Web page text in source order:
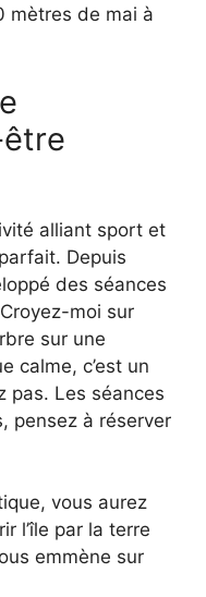
mètres de mai à
alliant sport et
Depuis
des séances
moi sur
sur une
calme, c’est un
pas. Les séances
pensez à réserver
vous aurez
l’île par la terre
emmène sur